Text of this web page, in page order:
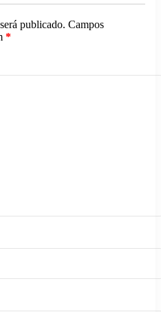
publicado. Campos
*